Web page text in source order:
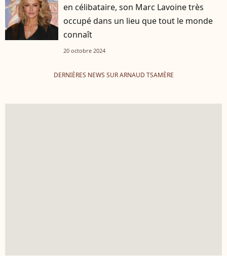
en célibataire, son Marc Lavoine très
occupé dans un lieu que tout le monde
connaît
20 octobre 2024
DERNIÈRES NEWS SUR ARNAUD TSAMÈRE